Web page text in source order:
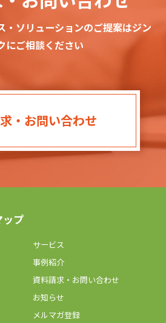
・ソリューションのご提案はジン
にご相談ください
・お問い合わせ
ップ
サービス
事例紹介
資料請求・お問い合わせ
お知らせ
メルマガ登録